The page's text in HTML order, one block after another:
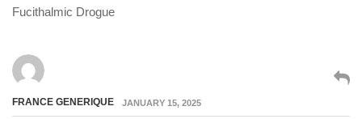
Fucithalmic Drogue
FRANCE GENERIQUE JANUARY 15, 2025